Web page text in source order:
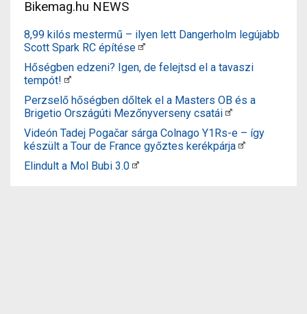
Bikemag.hu NEWS
8,99 kilós mestermű – ilyen lett Dangerholm legújabb
Scott Spark RC építése
Hőségben edzeni? Igen, de felejtsd el a tavaszi
tempót!
Perzselő hőségben dőltek el a Masters OB és a
Brigetio Országúti Mezőnyverseny csatái
Videón Tadej Pogačar sárga Colnago Y1Rs-e – így
készült a Tour de France győztes kerékpárja
Elindult a Mol Bubi 3.0